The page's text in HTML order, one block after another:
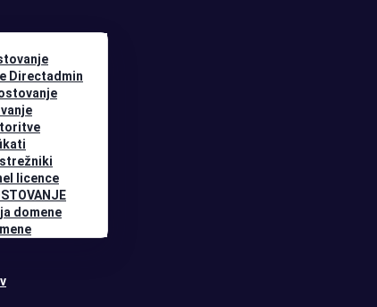
Directadmin
licence
domene